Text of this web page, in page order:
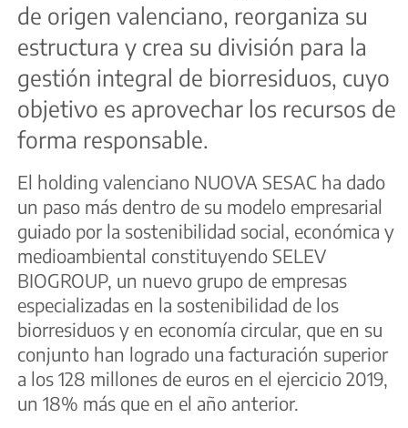
de origen valenciano, reorganiza su
estructura y crea su división para la
gestión integral de biorresiduos, cuyo
objetivo es aprovechar los recursos de
forma responsable.
El holding valenciano NUOVA SESAC ha dado
un paso más dentro de su modelo empresarial
guiado por la sostenibilidad social, económica y
medioambiental constituyendo SELEV
BIOGROUP, un nuevo grupo de empresas
especializadas en la sostenibilidad de los
biorresiduos y en economía circular, que en su
conjunto han logrado una facturación superior
a los 128 millones de euros en el ejercicio 2019,
un 18% más que en el año anterior.